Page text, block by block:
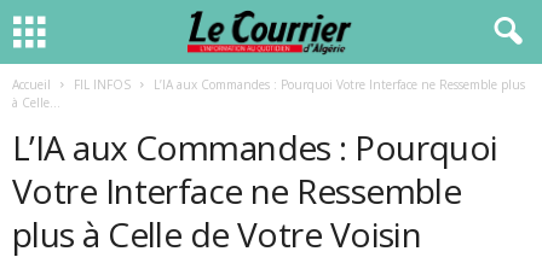
Accueil FIL INFOS
L’IA aux Commandes : Pourquoi Votre Interface ne Ressemble plus
à Celle...
L’IA aux Commandes : Pourquoi
Votre Interface ne Ressemble
plus à Celle de Votre Voisin